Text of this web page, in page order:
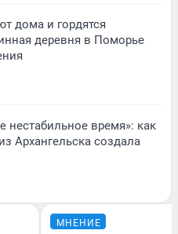
дома и гордятся
деревня в Поморье
нестабильное время»: как
Архангельска создала
МНЕНИЕ